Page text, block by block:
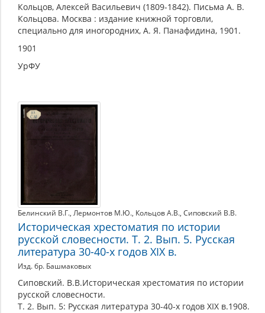
Кольцов, Алексей Васильевич (1809-1842). Письма А. В.
Кольцова. Москва : издание книжной торговли,
специально для иногородних, А. Я. Панафидина, 1901.
1901
УрФУ
Белинский В.Г., Лермонтов М.Ю., Кольцов А.В., Сиповский В.В.
Историческая хрестоматия по истории
русской словесности. Т. 2. Вып. 5. Русская
литература 30-40-х годов XIX в.
Изд. бр. Башмаковых
Сиповский. В.В.Историческая хрестоматия по истории
русской словесности.
Т. 2. Вып. 5: Русская литература 30-40-х годов XIX в.1908.